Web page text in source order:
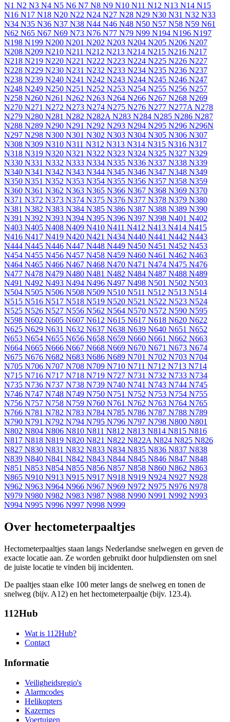
N1 N2 N3 N4 N5 N6 N7 N8 N9 N10 N11 N12 N13 N14 N15
N16 N17 N18 N20 N22 N24 N27 N28 N29 N30 N31 N32 N33
N34 N35 N36 N37 N38 N44 N46 N48 N50 N57 N58 N59 N61
N62 N65 N67 N69 N73 N76 N77 N79 N99 N194 N196 N197
N198 N199 N200 N201 N202 N203 N204 N205 N206 N207
N208 N209 N210 N211 N212 N213 N214 N215 N216 N217
N218 N219 N220 N221 N222 N223 N224 N225 N226 N227
N228 N229 N230 N231 N232 N233 N234 N235 N236 N237
N238 N239 N240 N241 N242 N243 N244 N245 N246 N247
N248 N249 N250 N251 N252 N253 N254 N255 N256 N257
N258 N260 N261 N262 N263 N264 N266 N267 N268 N269
N270 N271 N272 N273 N274 N275 N276 N277 N277A N278
N279 N280 N281 N282 N282A N283 N284 N285 N286 N287
N288 N289 N290 N291 N292 N293 N294 N295 N296 N296N
N297 N298 N300 N301 N302 N303 N304 N305 N306 N307
N308 N309 N310 N311 N312 N313 N314 N315 N316 N317
N318 N319 N320 N321 N322 N323 N324 N325 N327 N329
N330 N331 N332 N333 N334 N335 N336 N337 N338 N339
N340 N341 N342 N343 N344 N345 N346 N347 N348 N349
N350 N351 N352 N353 N354 N355 N356 N357 N358 N359
N360 N361 N362 N363 N365 N366 N367 N368 N369 N370
N371 N372 N373 N374 N375 N376 N377 N378 N379 N380
N381 N382 N383 N384 N385 N386 N387 N388 N389 N390
N391 N392 N393 N394 N395 N396 N397 N398 N401 N402
N403 N405 N408 N409 N410 N411 N412 N413 N414 N415
N416 N417 N419 N420 N421 N434 N440 N441 N442 N443
N444 N445 N446 N447 N448 N449 N450 N451 N452 N453
N454 N455 N456 N457 N458 N459 N460 N461 N462 N463
N464 N465 N466 N467 N468 N470 N471 N474 N475 N476
N477 N478 N479 N480 N481 N482 N484 N487 N488 N489
N491 N492 N493 N494 N496 N497 N498 N501 N502 N503
N504 N505 N506 N508 N509 N510 N511 N512 N513 N514
N515 N516 N517 N518 N519 N520 N521 N522 N523 N524
N525 N526 N527 N556 N562 N564 N570 N572 N590 N595
N598 N602 N605 N607 N612 N615 N617 N618 N620 N622
N625 N629 N631 N632 N637 N638 N639 N640 N651 N652
N653 N654 N655 N656 N658 N659 N660 N661 N662 N663
N664 N665 N666 N667 N668 N669 N670 N671 N673 N674
N675 N676 N682 N683 N686 N689 N701 N702 N703 N704
N705 N706 N707 N708 N709 N710 N711 N712 N713 N714
N715 N716 N717 N718 N719 N727 N731 N732 N733 N734
N735 N736 N737 N738 N739 N740 N741 N743 N744 N745
N746 N747 N748 N749 N750 N751 N752 N753 N754 N755
N756 N757 N758 N759 N760 N761 N762 N763 N764 N765
N766 N781 N782 N783 N784 N785 N786 N787 N788 N789
N790 N791 N792 N794 N795 N796 N797 N798 N800 N801
N802 N804 N806 N810 N811 N812 N813 N814 N815 N816
N817 N818 N819 N820 N821 N822 N822A N824 N825 N826
N827 N830 N831 N832 N833 N834 N835 N836 N837 N838
N839 N840 N841 N842 N843 N844 N845 N846 N847 N848
N851 N853 N854 N855 N856 N857 N858 N860 N862 N863
N865 N910 N913 N915 N917 N918 N919 N924 N927 N928
N962 N963 N964 N966 N967 N969 N972 N975 N976 N978
N979 N980 N982 N983 N987 N988 N990 N991 N992 N993
N994 N995 N996 N997 N998 N999
Over hectometerpaaltjes
Hectometerpaaltjes staan langs Nederlandse snelwegen en geven de
exacte locatie aan. Ze worden gebruikt door hulpdiensten om snel
de juiste locatie te vinden bij incidenten.
De paaltjes staan elke 100 meter langs de snelweg en tonen de
snelweg (bijv. A12) en het hectometerpaaltje (bijv. 123.4).
112Hub
Wat is 112Hub?
Contact
Informatie
Veiligheidsregio's
Alarmcodes
Helikopters
Kazernes
Voertuigen